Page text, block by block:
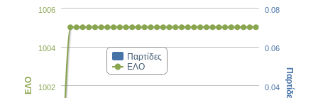
Παρτίδες
ΕΛΟ
1002
1004
1006
ΕΛΟ 0.04
0.06
0.08
Παρτίδες